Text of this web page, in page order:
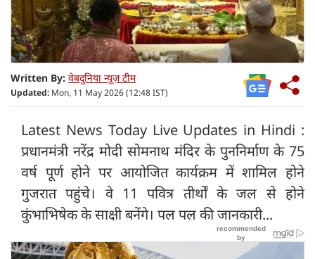
Written By: वेबदुनिया न्यूज़ टीम
Updated: Mon, 11 May 2026 (12:48 IST)
Latest News Today Live Updates in Hindi :
प्रधानमंत्री नरेंद्र मोदी सोमनाथ मंदिर के पुननिर्माण के 75
वर्ष पूर्ण होने पर आयोजित कार्यक्रम में शामिल होने
गुजरात पहुंचे। वे 11 पवित्र तीर्थों के जल से होने
कुंभाभिषेक के साक्षी बनेंगे। पल पल की जानकारी...